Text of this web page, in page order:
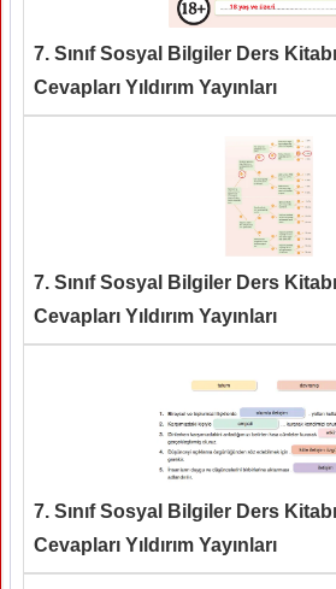
7. Sınıf Sosyal Bilgiler Ders
Cevapları Yıldırım Yayınları
7. Sınıf Sosyal Bilgiler Ders
Cevapları Yıldırım Yayınları
7. Sınıf Sosyal Bilgiler Ders
Cevapları Yıldırım Yayınları